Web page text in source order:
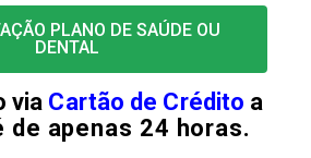
PLANO DE SAÚDE OU
DENTAL
via Cartão de Crédito a
de apenas 24 horas.